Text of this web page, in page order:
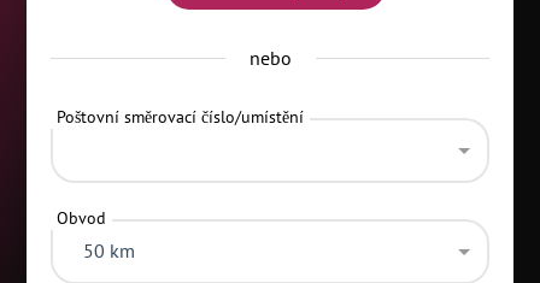
nebo
Poštovní směrovací číslo/umístění
Obvod
50 km